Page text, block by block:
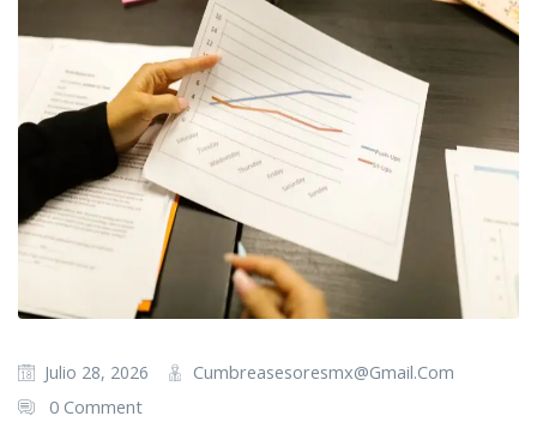
Julio 28, 2026
Cumbreasesoresmx@gmail.com
0 Comment